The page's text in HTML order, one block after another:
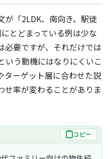
が「2LDK、南向き、駅徒
とどまっている例は少な
必要ですが、それだけでは
いう動機にはなりにくいこ
ターゲット層に合わせた説
せ率が変わることがありま
コピー